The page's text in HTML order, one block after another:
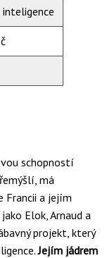
inteligence
schopností
má
Francii a jejím
Elok, Arnaud a
projekt, který
Jejím jádrem